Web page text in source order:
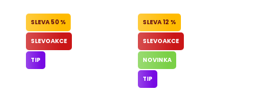
50 %
SLEVOAKCE
TIP
12 %
SLEVOAKCE
NOVINKA
TIP